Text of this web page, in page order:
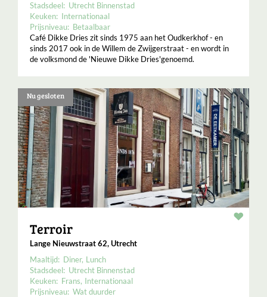
Stadsdeel: Utrecht Binnenstad
Keuken: Internationaal
Prijsniveau: Betaalbaar
Café Dikke Dries zit sinds 1975 aan het Oudkerkhof - en
sinds 2017 ook in de Willem de Zwijgerstraat - en wordt in
de volksmond de 'Nieuwe Dikke Dries'genoemd.
Nu gesloten
Terroir
Lange Nieuwstraat 62, Utrecht
Maaltijd: Diner Lunch
Stadsdeel: Utrecht Binnenstad
Keuken: Frans Internationaal
Prijsniveau: Wat duurder